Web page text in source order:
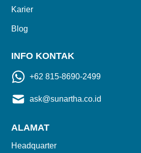
Karier
Blog
INFO KONTAK
+62 815-8690-2499
ask@sunartha.co.id
ALAMAT
Headquarter